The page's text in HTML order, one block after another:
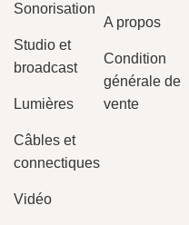
Sonorisation
Studio et
broadcast
Lumières
Câbles et
connectiques
Vidéo
A propos
Condition
générale de
vente